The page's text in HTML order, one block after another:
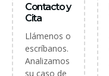
Contacto y
Cita
Llámenos o
escríbanos.
Analizamos
su caso de